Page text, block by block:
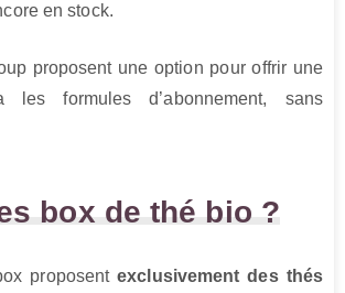
en stock.
proposent une option pour offrir une
formules d’abonnement, sans
box de thé bio ?
proposentexclusivement des thés